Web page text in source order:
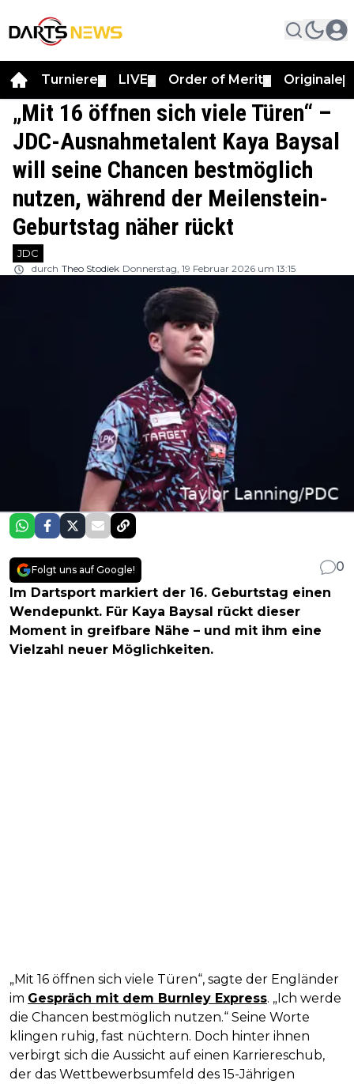
Turniere LIVE Order of Merit Originale
„Mit 16 öffnen sich viele Türen“ –
JDC-Ausnahmetalent Kaya Baysal
will seine Chancen bestmöglich
nutzen, während der Meilenstein-
Geburtstag näher rückt
JDC
durch Theo Stodiek Donnerstag, 19 Februar 2026 um 13:15
Folgt uns auf Google!
0
Im Dartsport markiert der 16. Geburtstag einen
Wendepunkt. Für Kaya Baysal rückt dieser
Moment in greifbare Nähe – und mit ihm eine
Vielzahl neuer Möglichkeiten.
„Mit 16 öffnen sich viele Türen“, sagte der Engländer
im Gespräch mit dem Burnley Express. „Ich werde
die Chancen bestmöglich nutzen.“ Seine Worte
klingen ruhig, fast nüchtern. Doch hinter ihnen
verbirgt sich die Aussicht auf einen Karriereschub,
der das Wettbewerbsumfeld des 15-Jährigen